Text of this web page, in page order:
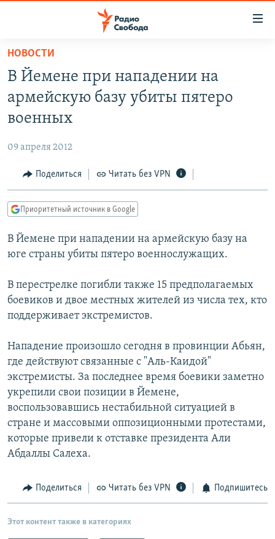
упрощенного
доступа
Вернуться
основному
Вернутся
Вернутся
поиску
ПРОГРАММЫ
АВТОРСКИЕ ПРОЕКТЫ
МНЕНИЯ
КУЛЬТУРА
КАВКАЗ.РЕАЛИИ
СЕВЕР.РЕАЛИИ
СИБИРЬ.РЕАЛИИ
РАСПИСАНИЕ ВЕЩАНИЯ
ПОДПИШИТЕСЬ НА РАССЫЛКУ
СОЦИАЛЬНЫЕ СЕТИ
Все сайты РСЕ/РС
НОВОСТИ
В Йемене при нападении на
армейскую базу убиты пятеро
военных
09 апреля 2012
Поделиться Читать без VPN
Приоритетный источник в Google
В Йемене при нападении на армейскую базу на
юге страны убиты пятеро военнослужащих.
В перестрелке погибли также 15 предполагаемых
боевиков и двое местных жителей из числа тех, кто
поддерживает экстремистов.
Нападение произошло сегодня в провинции Абьян,
где действуют связанные с "Аль-Каидой"
экстремисты. За последнее время боевики заметно
укрепили свои позиции в Йемене,
воспользовавшись нестабильной ситуацией в
стране и массовыми оппозиционными протестами,
которые привели к отставке президента Али
Абдаллы Салеха.
Поделиться Читать без VPN Подпишитесь
Этот контент также в категориях